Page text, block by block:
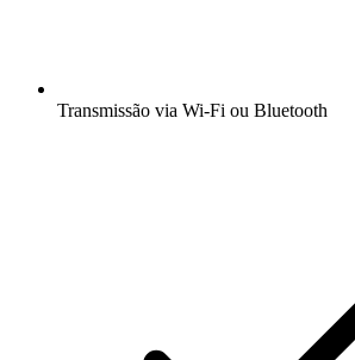
Transmissão via Wi-Fi ou Bluetooth